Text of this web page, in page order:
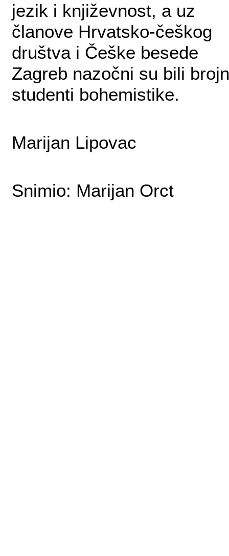
jezik i književnost, a uz
članove Hrvatsko-češkog
društva i Češke besede
Zagreb nazočni su bili
studenti bohemistike.
Marijan Lipovac
Snimio: Marijan Orct